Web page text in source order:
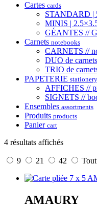
Cartes cards
STANDARD |
MINIS |
GÉANTES //
Carnets notebooks
CARNETS //
DUO de
TRIO de
PAPETERIE stationery
AFFICHES //
SIGNETS //
Ensembles assortments
Produits products
Panier cart
4 résultats affichés
9 21 42
AMAURY